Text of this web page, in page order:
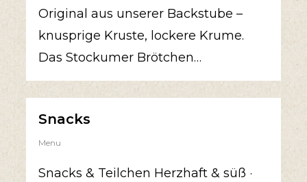
Original aus unserer Backstube –
knusprige Kruste, lockere Krume.
Das Stockumer Brötchen…
Snacks
Menu
Snacks & Teilchen Herzhaft & süß ·